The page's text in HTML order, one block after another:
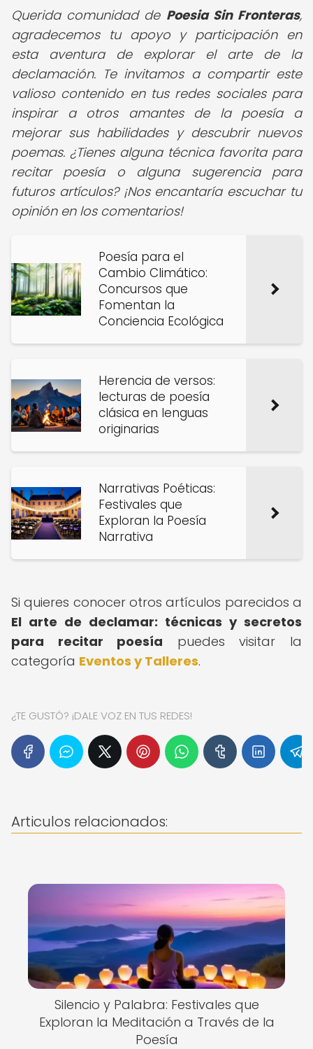
Querida comunidad de Poesia Sin Fronteras,
agradecemos tu apoyo y participación en
esta aventura de explorar el arte de la
declamación. Te invitamos a compartir este
valioso contenido en tus redes sociales para
inspirar a otros amantes de la poesía a
mejorar sus habilidades y descubrir nuevos
poemas. ¿Tienes alguna técnica favorita para
recitar poesía o alguna sugerencia para
futuros artículos? ¡Nos encantaría escuchar tu
opinión en los comentarios!
Poesía para el
Cambio Climático:
Concursos que
Fomentan la
Conciencia Ecológica
Herencia de versos:
lecturas de poesía
clásica en lenguas
originarias
Narrativas Poéticas:
Festivales que
Exploran la Poesía
Narrativa
Si quieres conocer otros artículos parecidos a
El arte de declamar: técnicas y secretos
para recitar poesía puedes visitar la
categoría Eventos y Talleres.
¿TE GUSTÓ? ¡DALE VOZ EN TUS REDES!
Articulos relacionados:
Silencio y Palabra: Festivales que
Exploran la Meditación a Través de la
Poesía